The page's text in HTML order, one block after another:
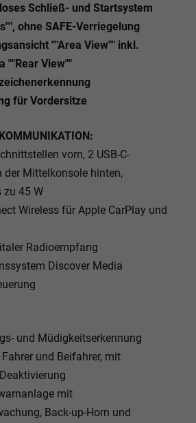
Schließ- und Startsystem
ohne SAFE-Verriegelung
""Area View"" inkl.
""Rear View""
für Vordersitze
vorn, 2 USB-C-
der Mittelkonsole hinten,
zu 45 W
Wireless für Apple CarPlay und
Radioempfang
Discover Media
und Müdigkeitserkennung
und Beifahrer, mit
mit
Back-up-Horn und